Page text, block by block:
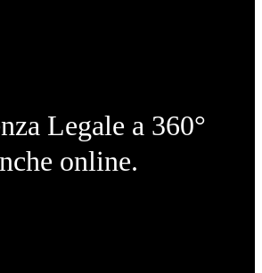
Legale a 360°
online.